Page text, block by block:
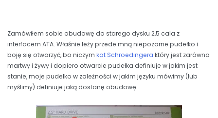
Zamówiłem sobie obudowę do starego dysku 2,5 cala z
interfacem ATA. Właśnie leży przede mną niepozorne pudełko i
boję się otworzyć, bo niczym kot Schroedingera który jest zarówno
martwy i żywy i dopiero otwarcie pudełka definiuje w jakim jest
stanie, moje pudełko w zależności w jakim języku mówimy (lub
myślimy) definiuje jaką dostanę obudowę.